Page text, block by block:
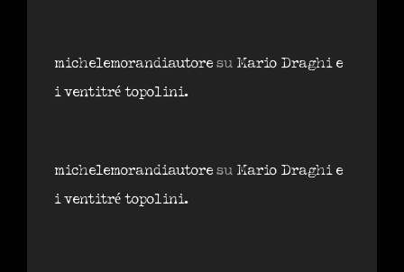
michelemorandiautore su Mario Draghi e
i ventitré topolini.
michelemorandiautore su Mario Draghi e
i ventitré topolini.